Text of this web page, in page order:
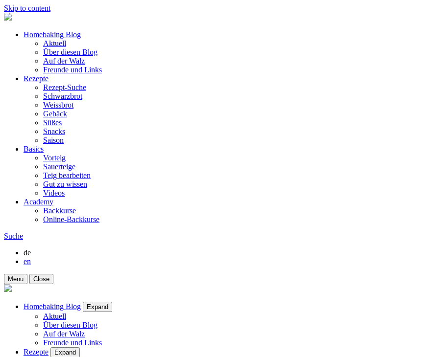
Skip to content
Homebaking Blog
Aktuell
Über diesen Blog
Auf der Walz
Freunde und Links
Rezepte
Rezept-Suche
Schwarzbrot
Weissbrot
Gebäck
Süßes
Snacks
Saison
Basics
Vorteig
Sauerteige
Teig bearbeiten
Gut zu wissen
Videos
Academy
Backkurse
Online-Backkurse
Suche
de
en
Menu Close
Homebaking Blog Expand
Aktuell
Über diesen Blog
Auf der Walz
Freunde und Links
Rezepte
Expand